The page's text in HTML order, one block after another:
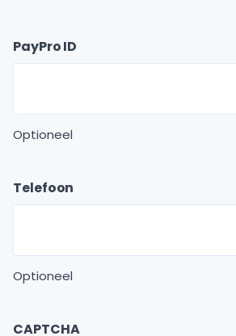
PayPro ID
Optioneel
Telefoon
Optioneel
CAPTCHA